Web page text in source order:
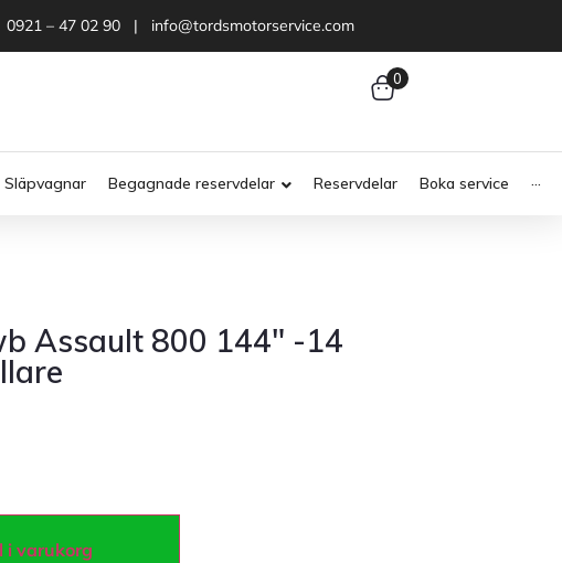
0921 – 47 02 90 | info@tordsmotorservice.com
0
Släpvagnar Begagnade reservdelar Reservdelar Boka service ···
Assault 800 144″ -14
i varukorg